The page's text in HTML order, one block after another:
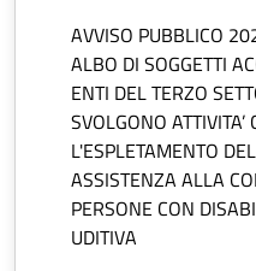
AVVISO PUBBLICO
ALBO DI SOGGETTI
ENTI DEL TERZO
SVOLGONO
L'ESPLETAMENTO
ASSISTENZA ALLA
PERSONE CON
UDITIVA